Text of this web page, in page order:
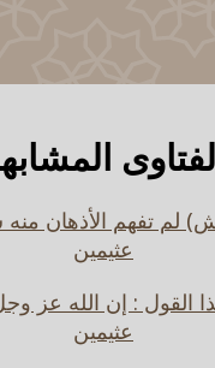
لم تفهم الأذهان منه
عثيمين
القول : إن الله عز
عثيمين